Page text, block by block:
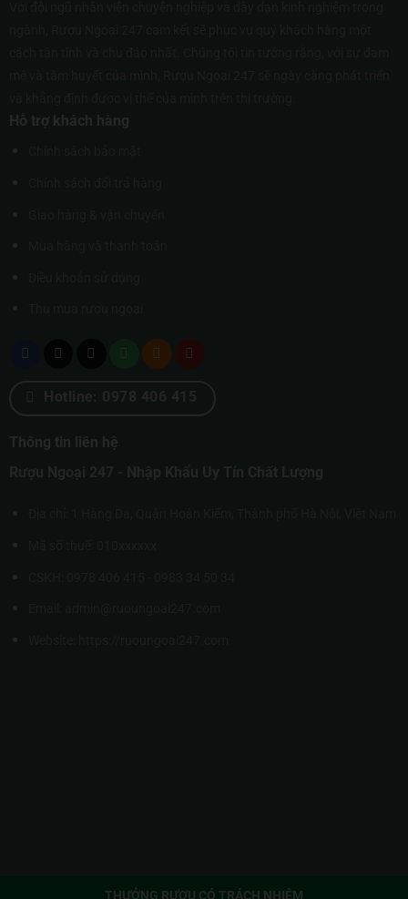
Hỗ trợ khách hàng
Hotline: 0978 406 415
Thông tin liên hệ
Rượu Ngoại 247 - Nhập Khẩu Uy Tín Chất Lượng